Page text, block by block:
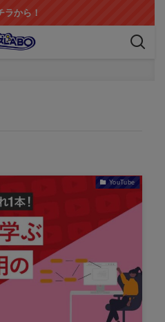
から！
YouTube